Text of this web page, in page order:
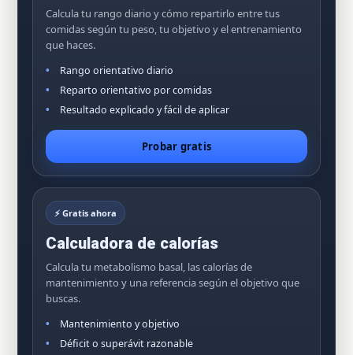
Calcula tu rango diario y cómo repartirlo entre tus
comidas según tu peso, tu objetivo y el entrenamiento
que haces.
Rango orientativo diario
Reparto orientativo por comidas
Resultado explicado y fácil de aplicar
Probar gratis
⚡ Gratis ahora
Calculadora de calorías
Calcula tu metabolismo basal, las calorías de
mantenimiento y una referencia según el objetivo que
buscas.
Mantenimiento y objetivo
Déficit o superávit razonable